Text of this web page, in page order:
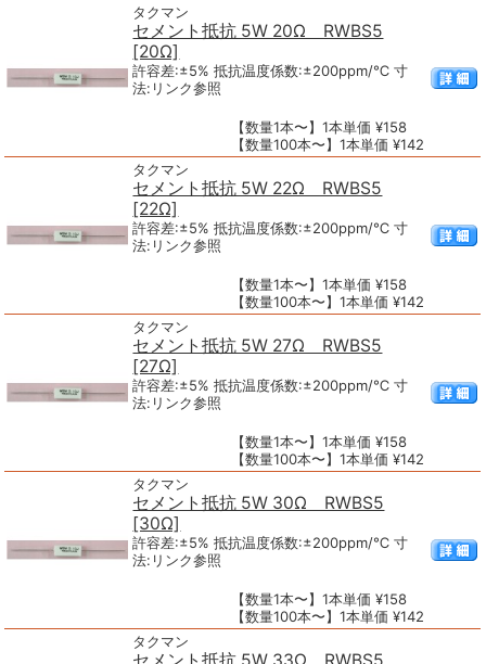
タクマン
セメント抵抗 5W 20Ω RWBS5
[20Ω]
許容差:±5% 抵抗温度係数:±200ppm/℃ 寸
法:リンク参照
【数量1本〜】1本単価 ¥158
【数量100本〜】1本単価 ¥142
タクマン
セメント抵抗 5W 22Ω RWBS5
[22Ω]
許容差:±5% 抵抗温度係数:±200ppm/℃ 寸
法:リンク参照
【数量1本〜】1本単価 ¥158
【数量100本〜】1本単価 ¥142
タクマン
セメント抵抗 5W 27Ω RWBS5
[27Ω]
許容差:±5% 抵抗温度係数:±200ppm/℃ 寸
法:リンク参照
【数量1本〜】1本単価 ¥158
【数量100本〜】1本単価 ¥142
タクマン
セメント抵抗 5W 30Ω RWBS5
[30Ω]
許容差:±5% 抵抗温度係数:±200ppm/℃ 寸
法:リンク参照
【数量1本〜】1本単価 ¥158
【数量100本〜】1本単価 ¥142
タクマン